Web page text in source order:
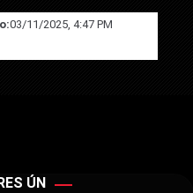
03/11/2025, 4:47 PM
ÚN